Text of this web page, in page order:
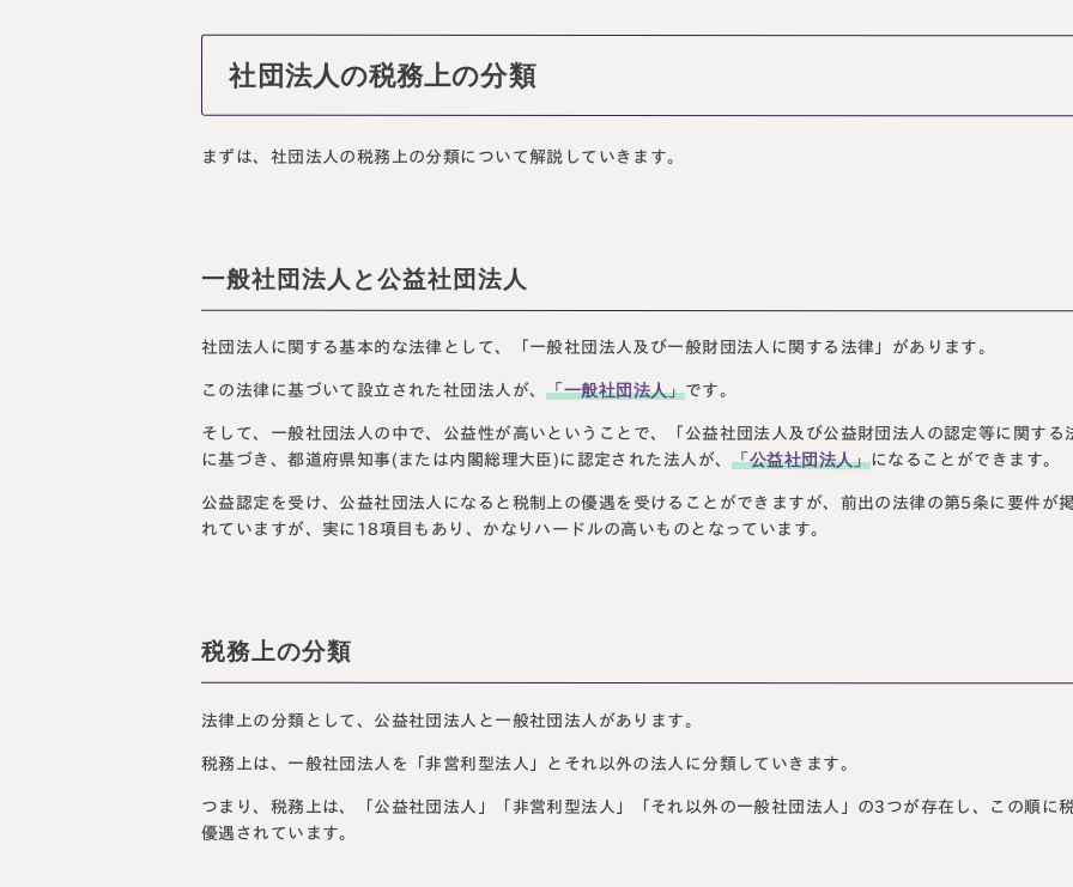
社団法人の税務上の分類
まずは、社団法人の税務上の分類について解説していきます。
一般社団法人と公益社団法人
社団法人に関する基本的な法律として、「一般社団法人及び一般財団法人に関する法律」があります。
この法律に基づいて設立された社団法人が、「一般社団法人」です。
そして、一般社団法人の中で、公益性が高いということで、「公益社団法人及び公益財団法人の認定等に関する
に基づき、都道府県知事(または内閣総理大臣)に認定された法人が、「公益社団法人」になることができます。
公益認定を受け、公益社団法人になると税制上の優遇を受けることができますが、前出の法律の第5条に要件が
れていますが、実に18項目もあり、かなりハードルの高いものとなっています。
税務上の分類
法律上の分類として、公益社団法人と一般社団法人があります。
税務上は、一般社団法人を「非営利型法人」とそれ以外の法人に分類していきます。
つまり、税務上は、「公益社団法人」「非営利型法人」「それ以外の一般社団法人」の3つが存在し、この順に
優遇されています。